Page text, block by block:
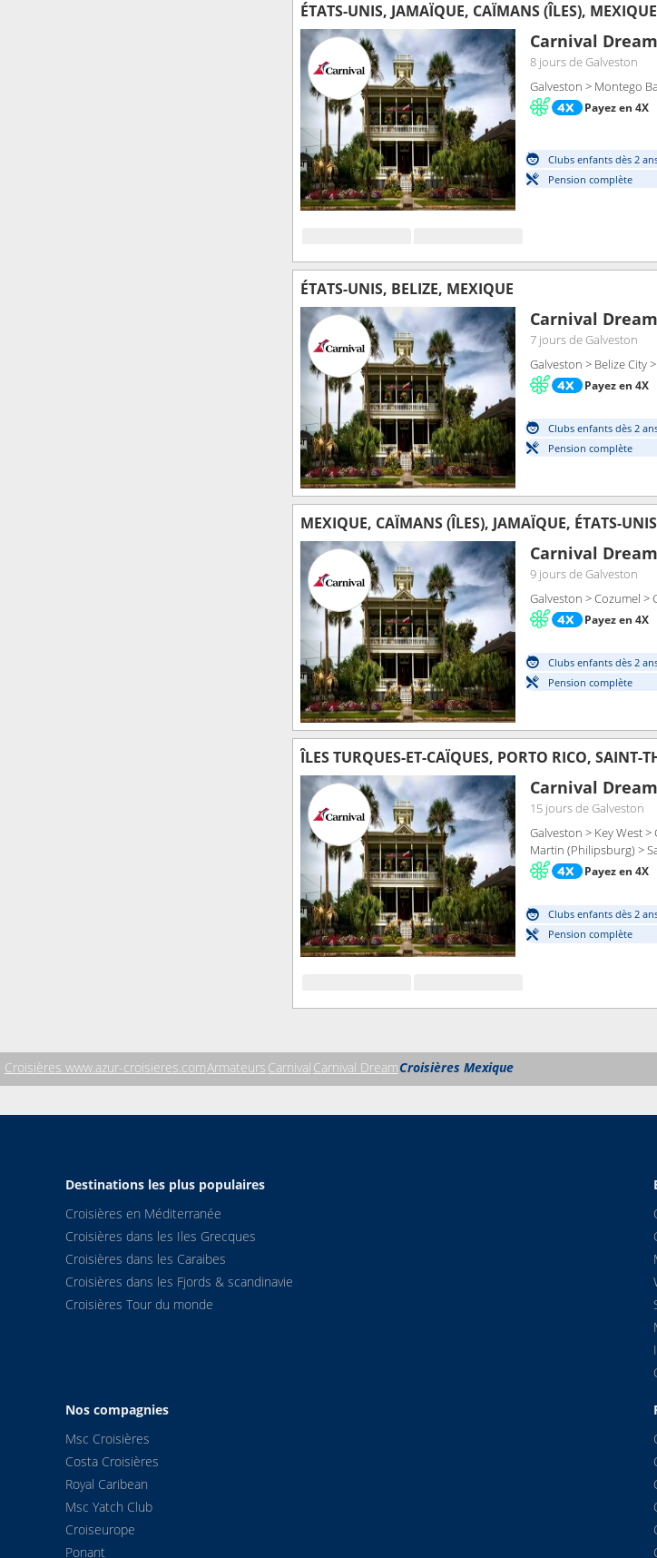
ÉTATS-UNIS, JAMAÏQUE, CAÏMANS (ÎLES), MEXIQUE
Carnival Dream
8 joursde Galveston
Galveston > Montego
Payez en 4X
Clubs enfants dès 2
Pension complète
ÉTATS-UNIS, BELIZE, MEXIQUE
Carnival Dream
7 joursde Galveston
Galveston > Belize City
Payez en 4X
Clubs enfants dès 2
Pension complète
MEXIQUE, CAÏMANS (ÎLES), JAMAÏQUE, ÉTATS-UNIS
Carnival Dream
9 joursde Galveston
Galveston > Cozumel >
Payez en 4X
Clubs enfants dès 2
Pension complète
Carnival Dream
15 joursde Galveston
Galveston > Key West
Martin (Philipsburg) >
Payez en 4X
Clubs enfants dès 2
Pension complète
Croisières www.azur-croisieres.comArmateurs Carnival Carnival DreamCroisières Mexique
Destinations les plus populaires
Croisières en Méditerranée
Croisières dans les Iles Grecques
Croisières dans les Caraibes
Croisières dans les Fjords & scandinavie
Croisières Tour du monde
Nos compagnies
Msc Croisières
Costa Croisières
Royal Caribean
Msc Yatch Club
Croiseurope
Ponant